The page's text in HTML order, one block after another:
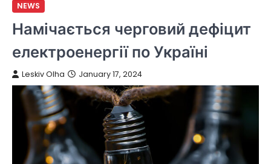
NEWS
Намічається черговий дефіцит
електроенергії по Україні
Leskiv Olha January 17, 2024